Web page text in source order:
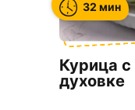
32 мин
Курица
духовке